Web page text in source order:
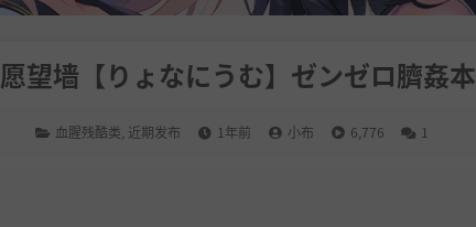
愿望墙【りょなにうむ】ゼンゼロ臍姦本
血腥残酷类 近期发布 1年前 小布 6,776 1